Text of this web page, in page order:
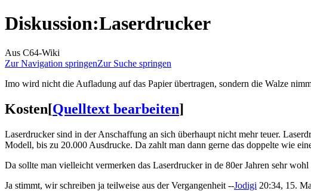
Diskussion:Laserdrucker
Aus C64-Wiki
Zur Navigation springenZur Suche springen
Imo wird nicht die Aufladung auf das Papier übertragen, sondern die Walze
Kosten[Quelltext bearbeiten]
Laserdrucker sind in der Anschaffung an sich überhaupt nicht mehr teuer.
Modell, bis zu 20.000 Ausdrucke. Da zahlt man dann gerne das doppelte wie
Da sollte man vielleicht vermerken das Laserdrucker in de 80er Jahren sehr
Ja stimmt, wir schreiben ja teilweise aus der Vergangenheit --Jodigi 20:34, 15.